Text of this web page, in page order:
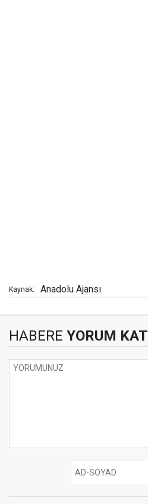
Kaynak: Anadolu Ajansı
HABERE YORUM KAT